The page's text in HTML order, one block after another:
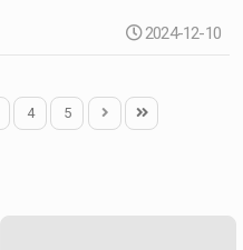
2024-12-10
4 5